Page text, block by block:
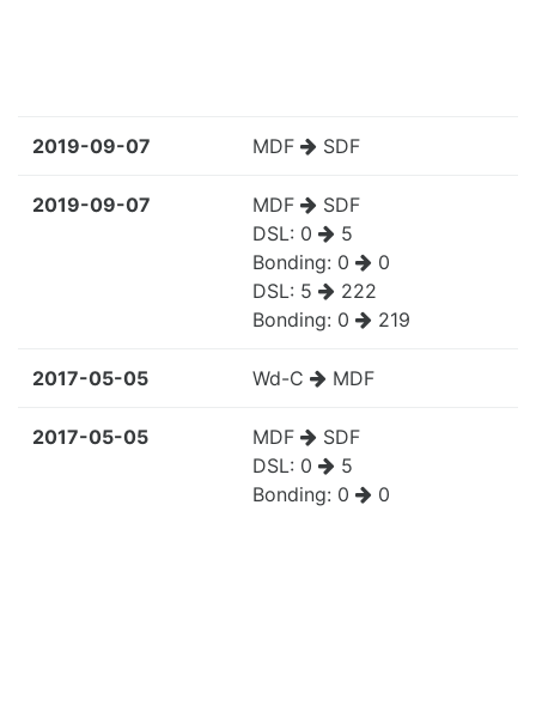
2019-09-07 MDF SDF
2019-09-07 MDF
SDF
DSL: 0
5
Bonding: 0
0
DSL: 5
222
Bonding: 0 219
2017-05-05 Wd-C MDF
2017-05-05 MDF
SDF
DSL: 0
5
Bonding: 0 0